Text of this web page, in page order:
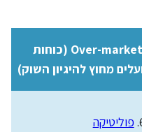
Over-market (כוחות
מחוץ להיגיון השוק)
פוליטיקה